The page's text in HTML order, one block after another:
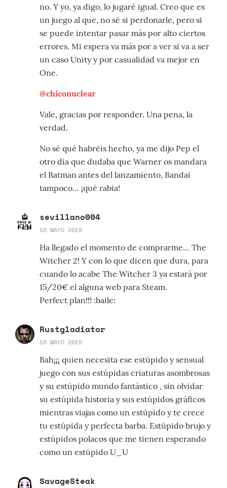
no. Y yo, ya digo, lo jugaré igual. Creo que es
un juego al que, no sé si perdonarle, pero si
se puede intentar pasar más por alto ciertos
errores. Mi espera va más por a ver si va a ser
un caso Unity y por casualidad va mejor en
One.
@chiconuclear
Vale, gracias por responder. Una pena, la
verdad.
No sé qué habréis hecho, ya me dijo Pep el
otro día que dudaba que Warner os mandara
el Batman antes del lanzamiento, Bandai
tampoco… ¡qué rabia!
sevillano004
16 MAYO 2015
Ha llegado el momento de comprarme… The
Witcher 2! Y con lo que dicen que dura, para
cuando lo acabe The Witcher 3 ya estará por
15/20€ el alguna web para Steam.
Perfect plan!!! :baile:
Rustgladiator
16 MAYO 2015
Bah¡¡¡ quien necesita ese estúpido y sensual
juego con sus estúpidas criaturas asombrosas
y su estúpido mundo fantástico , sin olvidar
su estúpida historia y sus estúpidos gráficos
mientras viajas como un estúpido y te crece
tu estúpida y perfecta barba. Estúpido brujo y
estúpidos polacos que me tienen esperando
como un estúpido U_U
SavageSteak